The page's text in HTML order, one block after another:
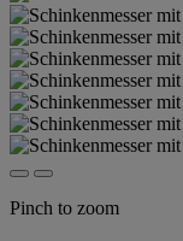
Pinch to zoom